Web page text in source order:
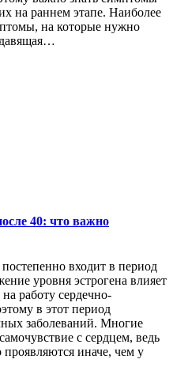
на раннем этапе. Наиболее
на которые нужно
40: что важно
входит в период
уровня эстрогена влияет
работу сердечно-
в этот период
заболеваний. Многие
с сердцем, ведь
иначе, чем у